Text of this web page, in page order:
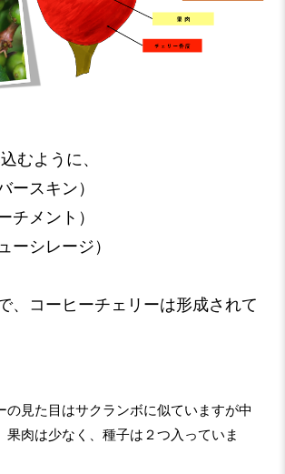
むように、
ースキン）
チメント）
ーシレージ）
、コーヒーチェリーは形成されて
の見た目はサクランボに似ていますが中
果肉は少なく、種子は２つ入っていま